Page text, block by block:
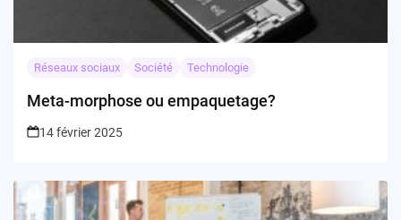
Réseaux sociaux Société Technologie
Meta-morphose ou empaquetage?
14 février 2025